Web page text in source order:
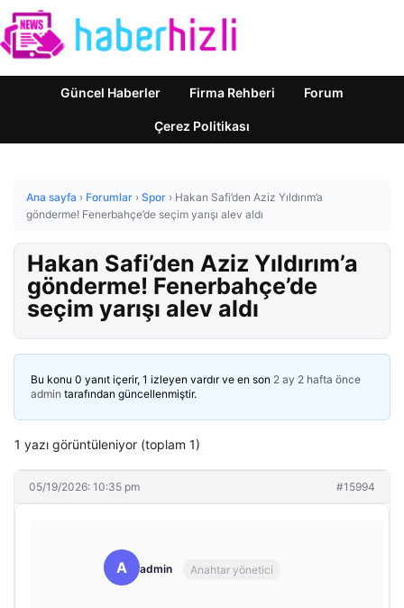
Güncel Haberler Firma Rehberi Forum
Çerez Politikası
Ana sayfa › Forumlar › Spor › Hakan Safi’den Aziz Yıldırım’a
gönderme! Fenerbahçe’de seçim yarışı alev aldı
Hakan Safi’den Aziz Yıldırım’a
gönderme! Fenerbahçe’de
seçim yarışı alev aldı
Bu konu 0 yanıt içerir, 1 izleyen vardır ve en son 2 ay 2 hafta önce
admin tarafından güncellenmiştir.
1 yazı görüntüleniyor (toplam 1)
05/19/2026: 10:35 pm #15994
A admin Anahtar yönetici